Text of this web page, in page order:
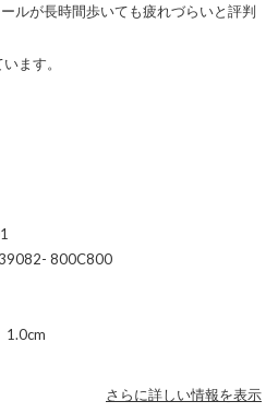
ルが長時間歩いても疲れづらいと評判
ます。
800C800
1.0cm
さらに詳しい情報を表示